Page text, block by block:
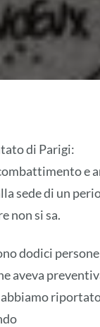
di Parigi:
e
sede di un
non si sa.
dodici
aveva